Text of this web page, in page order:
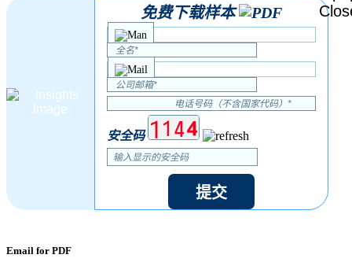
免费下载样本
安全码
提交
Email for PDF